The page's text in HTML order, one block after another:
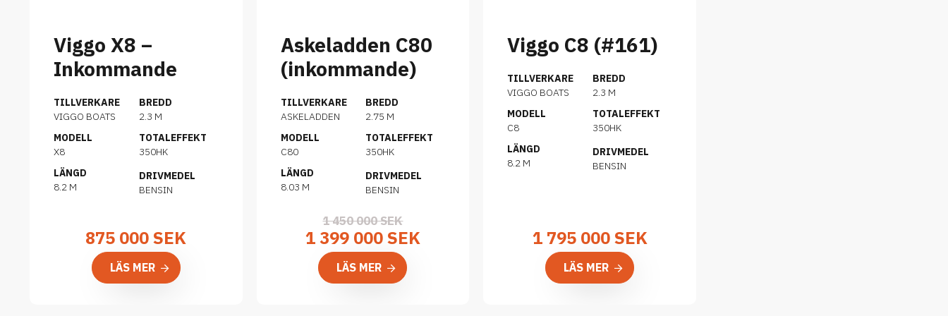
Viggo X8 –
Inkommande
TILLVERKARE
VIGGO BOATS
MODELL
X8
LÄNGD
8.2 M
BREDD
2.3 M
TOTALEFFEKT
350HK
DRIVMEDEL
BENSIN
875 000SEK
LÄS MER
Askeladden C80
(inkommande)
TILLVERKARE
ASKELADDEN
MODELL
C80
LÄNGD
8.03 M
BREDD
2.75 M
TOTALEFFEKT
350HK
DRIVMEDEL
BENSIN
1 450 000 SEK
1 399 000 SEK
LÄS MER
Viggo C8 (#161)
TILLVERKARE
VIGGO BOATS
MODELL
C8
LÄNGD
8.2 M
BREDD
2.3 M
TOTALEFFEKT
350HK
DRIVMEDEL
BENSIN
1 795 000SEK
LÄS MER